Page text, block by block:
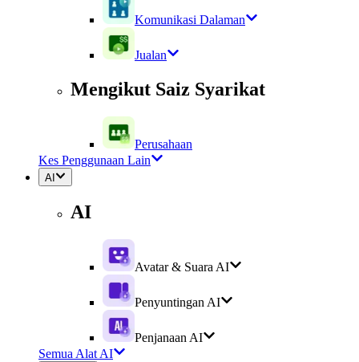
Komunikasi Dalaman
Jualan
Mengikut Saiz Syarikat
Perusahaan
Kes Penggunaan Lain
AI
AI
Avatar & Suara AI
Penyuntingan AI
Penjanaan AI
Semua Alat AI